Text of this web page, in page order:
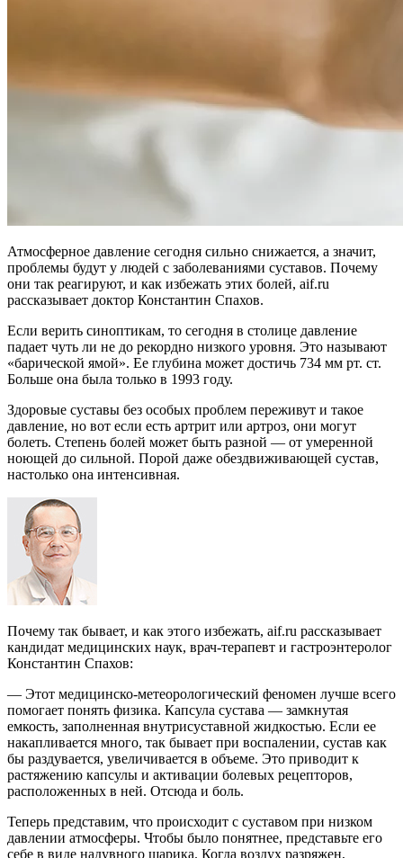
Атмосферное давление сегодня сильно снижается, а значит,
проблемы будут у людей с заболеваниями суставов. Почему
они так реагируют, и как избежать этих болей, aif.ru
рассказывает доктор Константин Спахов.
Если верить синоптикам, то сегодня в столице давление
падает чуть ли не до рекордно низкого уровня. Это называют
«барической ямой». Ее глубина может достичь 734 мм рт. ст.
Больше она была только в 1993 году.
Здоровые суставы без особых проблем переживут и такое
давление, но вот если есть артрит или артроз, они могут
болеть. Степень болей может быть разной — от умеренной
ноющей до сильной. Порой даже обездвиживающей сустав,
настолько она интенсивная.
Почему так бывает, и как этого избежать, aif.ru рассказывает
кандидат медицинских наук, врач-терапевт и гастроэнтеролог
Константин Спахов:
— Этот медицинско-метеорологический феномен лучше всего
помогает понять физика. Капсула сустава — замкнутая
емкость, заполненная внутрисуставной жидкостью. Если ее
накапливается много, так бывает при воспалении, сустав как
бы раздувается, увеличивается в объеме. Это приводит к
растяжению капсулы и активации болевых рецепторов,
расположенных в ней. Отсюда и боль.
Теперь представим, что происходит с суставом при низком
давлении атмосферы. Чтобы было понятнее, представьте его
себе в виде надувного шарика. Когда воздух разряжен,